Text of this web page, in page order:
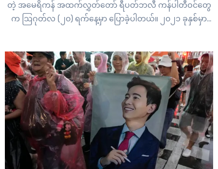
တဲ့ အမေရိကန် အထက်လွှတ်တော် ရီပတ်ဘလီ ကန်ပါတီဝင်တွေ
က ဩဂုတ်လ (၂၀) ရက်နေ့မှာ ပြောခဲ့ပါတယ်။ ၂၀၂၁ ခုနှစ်မှာ